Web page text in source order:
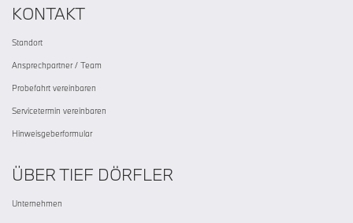
KONTAKT
Standort
Ansprechpartner / Team
Probefahrt vereinbaren
Servicetermin vereinbaren
Hinweisgeberformular
ÜBER TIEF DÖRFLER
Unternehmen